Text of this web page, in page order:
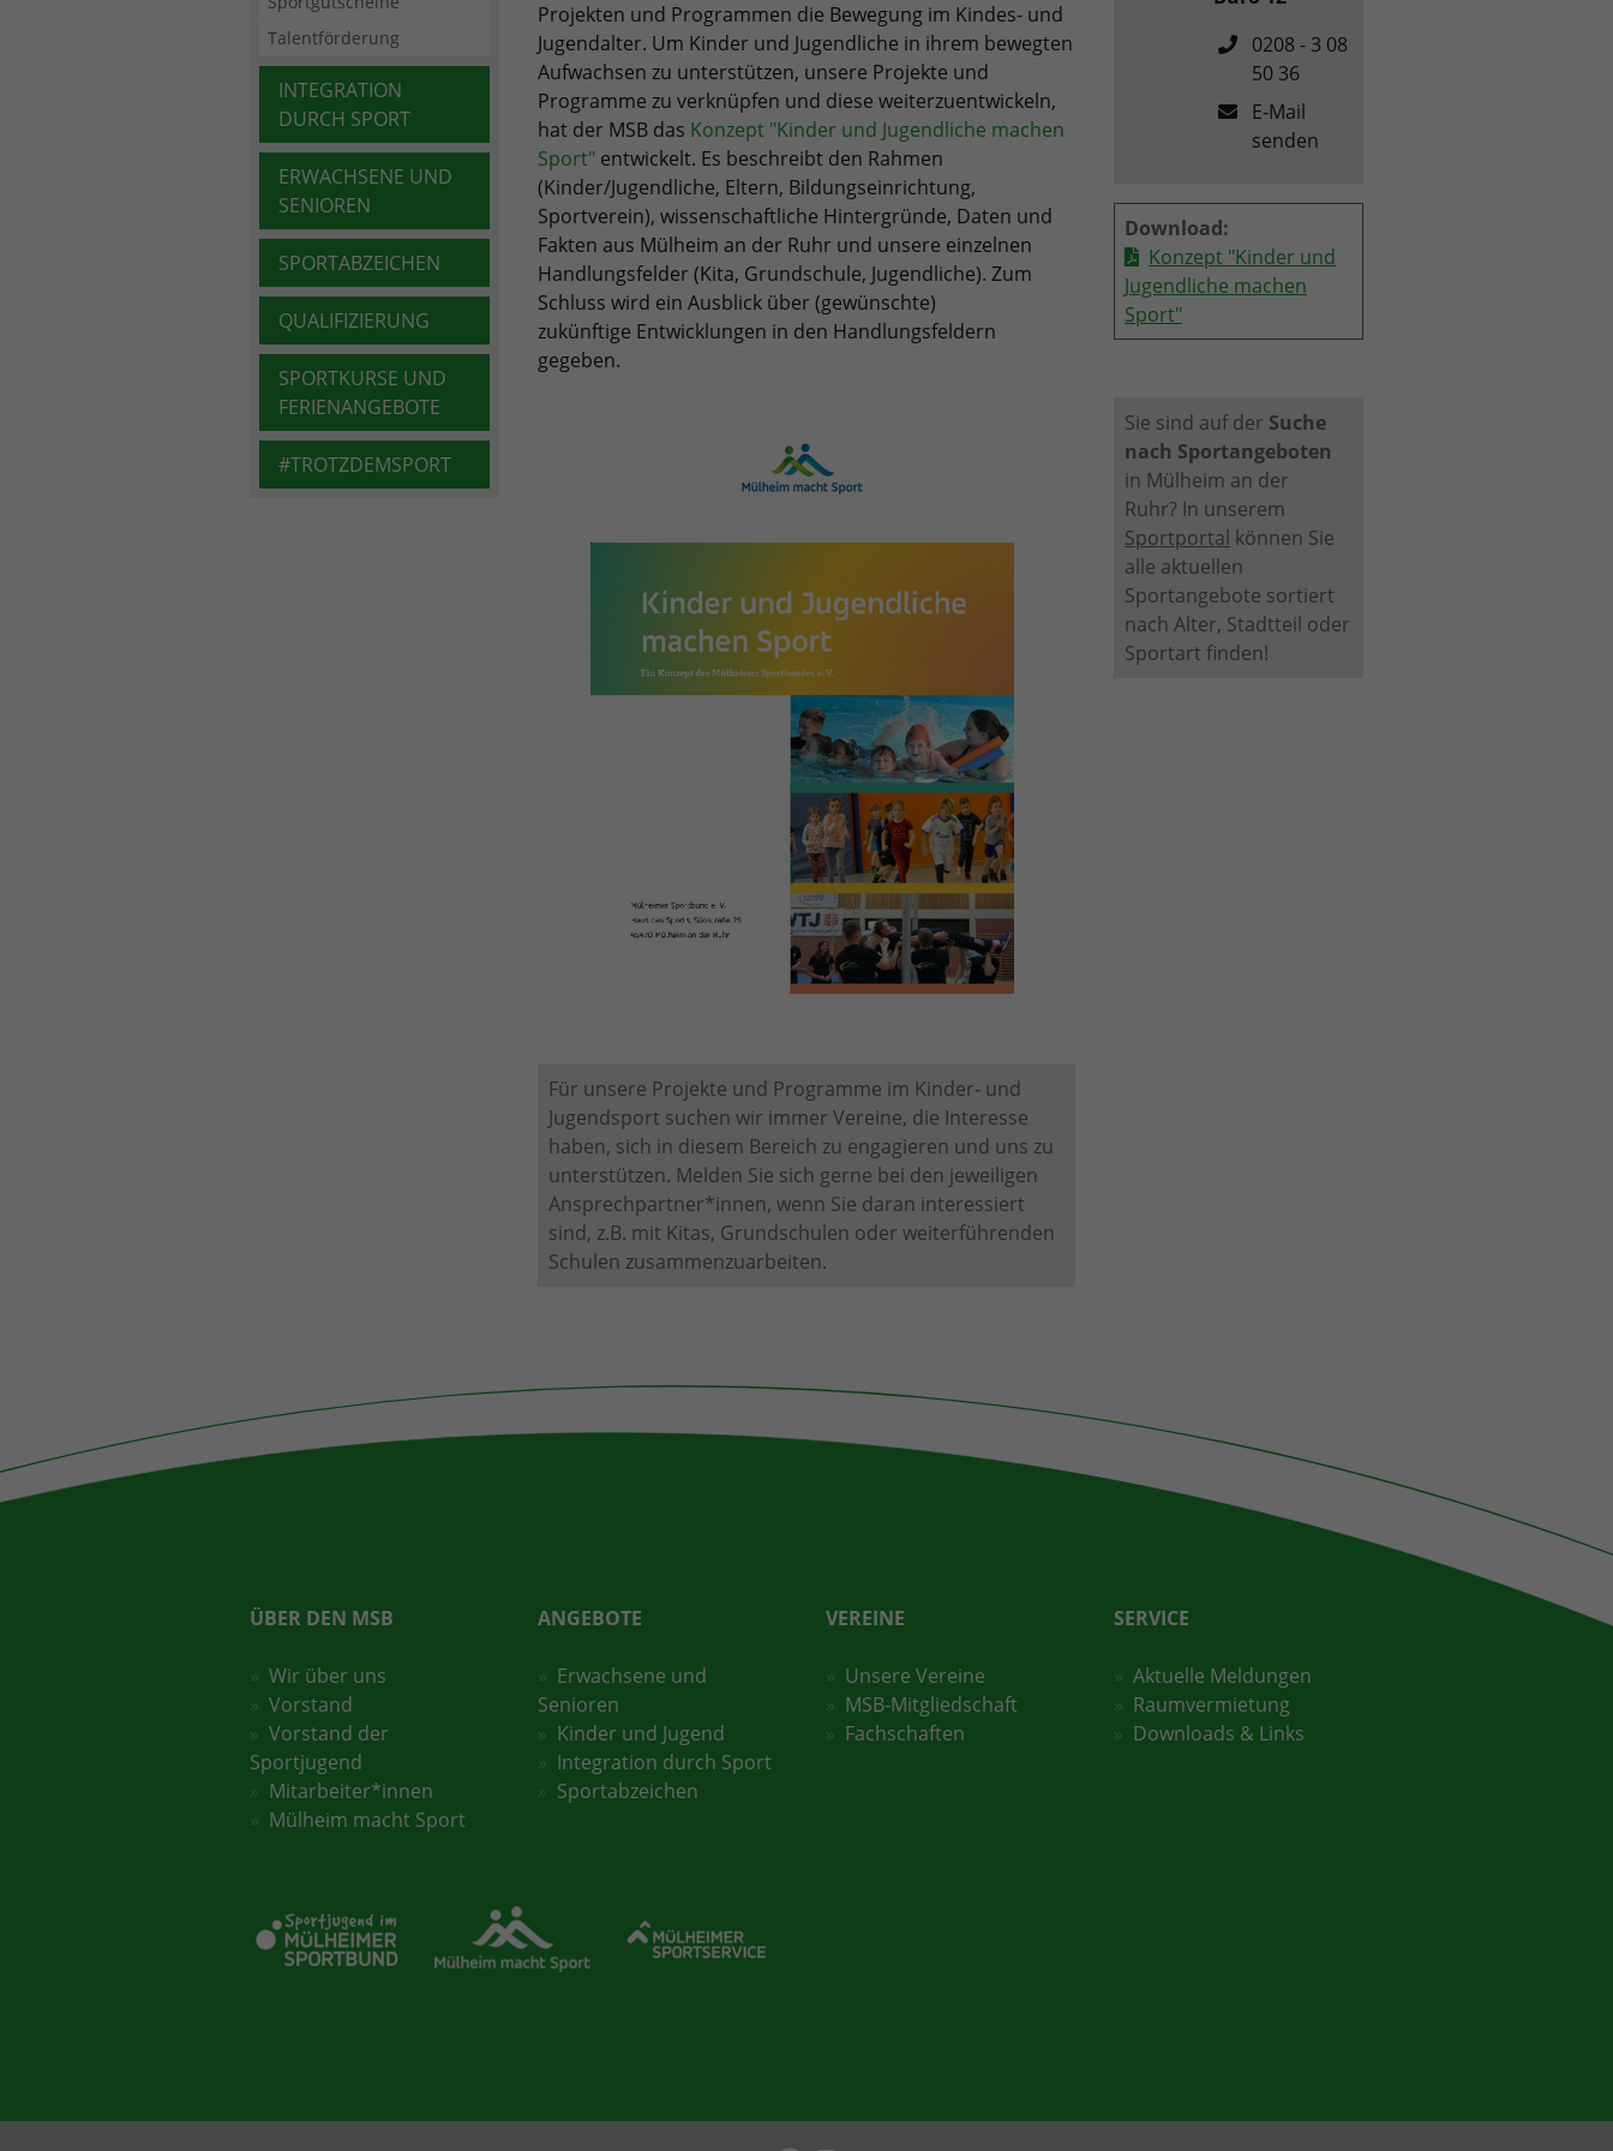
Talentförderung
INTEGRATION
DURCH SPORT
ERWACHSENE UND
SENIOREN
SPORTABZEICHEN
QUALIFIZIERUNG
SPORTKURSE UND
FERIENANGEBOTE
#TROTZDEMSPORT
Projekten und Programmen die Bewegung im Kindes- und
Jugendalter. Um Kinder und Jugendliche in ihrem bewegten
Aufwachsen zu unterstützen, unsere Projekte und
Programme zu verknüpfen und diese weiterzuentwickeln,
hat der MSB das Konzept "Kinder und Jugendliche machen
Sport" entwickelt. Es beschreibt den Rahmen
(Kinder/Jugendliche, Eltern, Bildungseinrichtung,
Sportverein), wissenschaftliche Hintergründe, Daten und
Fakten aus Mülheim an der Ruhr und unsere einzelnen
Handlungsfelder (Kita, Grundschule, Jugendliche). Zum
Schluss wird ein Ausblick über (gewünschte)
zukünftige Entwicklungen in den Handlungsfeldern
gegeben.
Für unsere Projekte und Programme im Kinder- und
Jugendsport suchen wir immer Vereine, die Interesse
haben, sich in diesem Bereich zu engagieren und uns zu
unterstützen. Melden Sie sich gerne bei den jeweiligen
Ansprechpartner*innen, wenn Sie daran interessiert
sind, z.B. mit Kitas, Grundschulen oder weiterführenden
Schulen zusammenzuarbeiten.
0208 - 3 08
50 36
E-Mail
senden
Download:
Konzept "Kinder und
Jugendliche machen
Sport"
Sie sind auf der Suche
nach Sportangeboten
in Mülheim an der
Ruhr? In unserem
Sportportal können Sie
alle aktuellen
Sportangebote sortiert
nach Alter, Stadtteil oder
Sportart finden!
ÜBER DEN MSB
Wir über uns
Vorstand
Vorstand der
Sportjugend
Mitarbeiter*innen
Mülheim macht Sport
ANGEBOTE
Erwachsene und
Senioren
Kinder und Jugend
Integration durch Sport
Sportabzeichen
VEREINE
Unsere Vereine
MSB-Mitgliedschaft
Fachschaften
SERVICE
Aktuelle Meldungen
Raumvermietung
Downloads & Links
Zweck
Benutzer-Logins die Session-ID. So kann der
eingeloggte Benutzer wiedererkannt werden
und es wird ihm Zugang zu geschützten
Bereichen gewährt.
Zweck
für den Analysebericht der Website zu
verfolgen. Die Cookies speichern
Informationen anonym und weisen eine
randoly generierte Nummer zu, um
eindeutige Besucher zu identifizieren.
Name
Anbieter Google Analytics
Laufzeit 1 Tag
Besucher eine Website nutzen, und hilft bei
der Erstellung eines Analyseberichts darüber,
wie es der Website geht. Die erhobenen
Quelle, aus der sie stammen, und die Seiten
_dc_gtm_UA-101278931-2
Anbieter Google Analytics
Dieser Cookie identifiziert die Besucher nach
Alter, Geschlecht oder Interessen und nutzt
dazu den DoubleClick des Google Tag
Manager, um die gezielte
Anzeigenplatzierung zu vereinfachen.
_ga_FPMZ1SHST6
Laufzeit 2 Jahre
Zweck
Wird verwendet, um den Sitzungsstatus zu
erhalten.
Laufzeit 6 Monate
Zweck
Das NID-Cookie enthält eine eindeutige ID,
über die Google Ihre bevorzugten
Einstellungen und andere Informationen
speichert, insbesondere Ihre bevorzugte
Sprache (z. B. Deutsch), wie viele
Suchergebnisse pro Seite angezeigt werden
sollen (z. B. 10 oder 20) und ob der Google
SafeSearch-Filter aktiviert sein soll.
Wir verwenden auf unserer Website externe Inhalte, um Ihnen
zusätzliche Informationen anzubieten.